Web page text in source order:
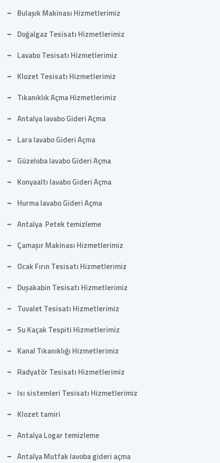
Bulaşık Makinası Hizmetlerimiz
Doğalgaz Tesisatı Hizmetlerimiz
Lavabo Tesisatı Hizmetlerimiz
Klozet Tesisatı Hizmetlerimiz
Tıkanıklık Açma Hizmetlerimiz
Antalya lavabo Gideri Açma
Lara lavabo Gideri Açma
Güzeloba lavabo Gideri Açma
Konyaaltı lavabo Gideri Açma
Hurma lavabo Gideri Açma
Antalya Petek temizleme
Çamaşır Makinası Hizmetlerimiz
Ocak Fırın Tesisatı Hizmetlerimiz
Duşakabin Tesisatı Hizmetlerimiz
Tuvalet Tesisatı Hizmetlerimiz
Su Kaçak Tespiti Hizmetlerimiz
Kanal Tıkanıklığı Hizmetlerimiz
Radyatör Tesisatı Hizmetlerimiz
Isı sistemleri Tesisatı Hizmetlerimiz
Klozet tamiri
Antalya Logar temizleme
Antalya Mutfak lavoba gideri açma